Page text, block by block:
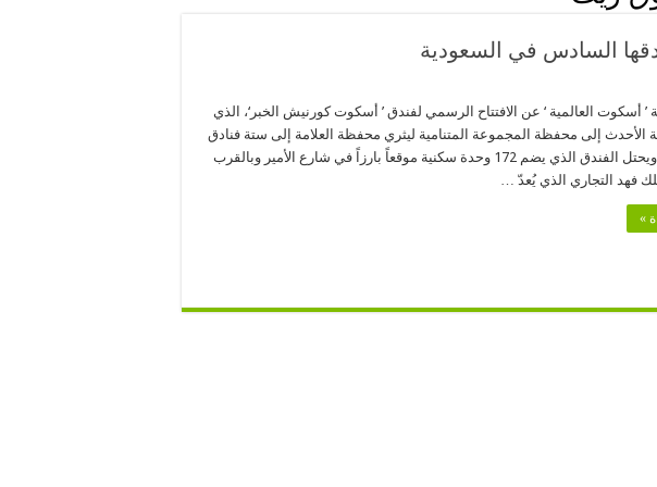
السادس في السعودية
السادس
في
أسكوت العالمية ‘ عن الافتتاح الرسمي لفندق ’ أسكوت كورنيش الخبر‘، الذي
الأحدث إلى محفظة المجموعة المتنامية ليثري محفظة العلامة إلى ستة فنادق
في المملكة. ويحتل الفندق الذي يضم 172 وحدة سكنية موقعاً بارزاً في شارع الأمير وبالقرب
فهد التجاري الذي يُعدّ …
»